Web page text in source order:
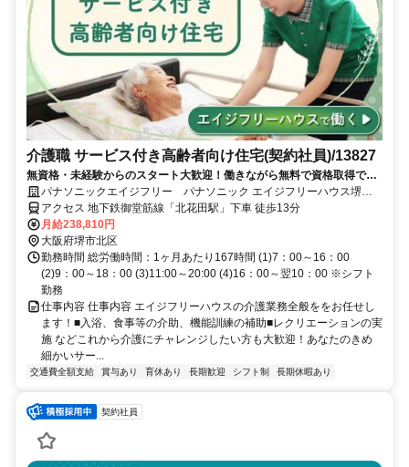
介護職 サービス付き高齢者向け住宅(契約社員)/13827
無資格・未経験からのスタート大歓迎！働きながら無料で資格取得でき
ます！正社員への登用制度もあります。充実した研修制度であなたのキ
ャリアアップを応援します！
パナソニックエイジフリー パナソニック エイジフリーハウス堺北
花田
アクセス 地下鉄御堂筋線「北花田駅」下車 徒歩13分
月給238,810円
大阪府堺市北区
勤務時間 総労働時間：1ヶ月あたり167時間 (1)7：00～16：00
(2)9：00～18：00 (3)11:00～20:00 (4)16：00～翌10：00 ※シフト
勤務
仕事内容 仕事内容 エイジフリーハウスの介護業務全般ををお任せし
ます！■入浴、食事等の介助、機能訓練の補助■レクリエーションの実
施 などこれから介護にチャレンジしたい方も大歓迎！あなたのきめ
細かいサー...
交通費全額支給 賞与あり 育休あり 長期歓迎 シフト制 長期休暇あり
契約社員